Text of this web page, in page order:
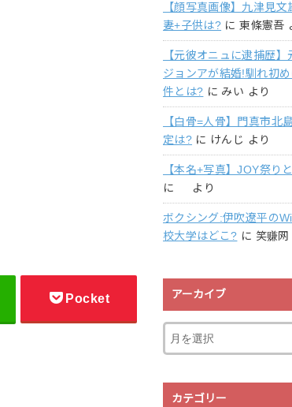
Pocket
【顔写真画像】九津見
妻+子供は? に東條憲吾
【元彼オニュに逮捕歴
ジョンアが結婚!馴れ初
件とは? に みい より
【白骨=人骨】門真市北
定は? に けんじ より
【本名+写真】JOY祭り
に
より
ボクシング:伊吹遼平の
校大学はどこ? に 笑赚网
アーカイブ
カテゴリー